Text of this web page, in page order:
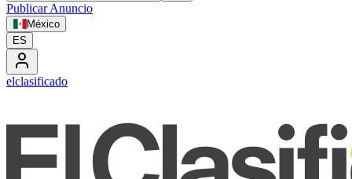
Publicar Anuncio
México
ES
elclasificado